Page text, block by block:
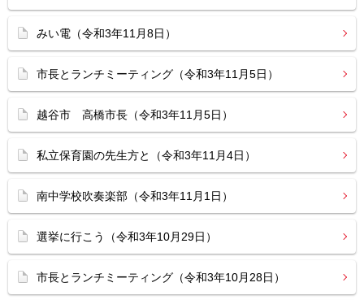
みい電（令和3年11月8日）
市長とランチミーティング（令和3年11月5日）
越谷市 高橋市長（令和3年11月5日）
私立保育園の先生方と（令和3年11月4日）
南中学校吹奏楽部（令和3年11月1日）
選挙に行こう（令和3年10月29日）
市長とランチミーティング（令和3年10月28日）